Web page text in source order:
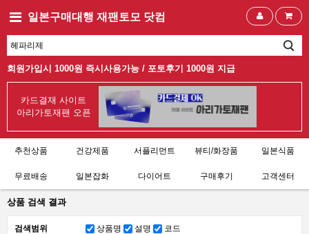
일본구매대행 재팬토모 닷컴
회원가입시 1000원 즉시사용가능 / 포토후기 1000원 지급
카드결재 사이트
아리가토재팬 오픈
추천상품 건강제품 서플리먼트 뷰티/화장품 일본식품
무료배송 일본잡화 다이어트 구매후기 고객센터
상품 검색 결과
검색범위 상품명 설명
코드